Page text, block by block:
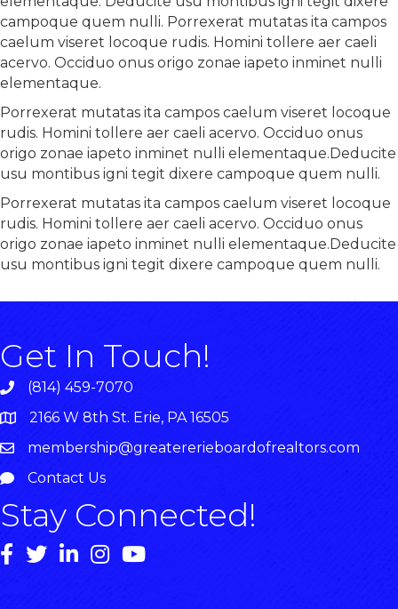
campoque quem nulli. Porrexerat mutatas ita campos
caelum viseret locoque rudis. Homini tollere aer caeli
acervo. Occiduo onus origo zonae iapeto inminet nulli
elementaque.
Porrexerat mutatas ita campos caelum viseret locoque
rudis. Homini tollere aer caeli acervo. Occiduo onus
origo zonae iapeto inminet nulli elementaque.Deducite
usu montibus igni tegit dixere campoque quem nulli.
Porrexerat mutatas ita campos caelum viseret locoque
rudis. Homini tollere aer caeli acervo. Occiduo onus
origo zonae iapeto inminet nulli elementaque.Deducite
usu montibus igni tegit dixere campoque quem nulli.
Get In Touch!
(814) 459-7070
2166 W 8th St. Erie, PA 16505
membership@greatererieboardofrealtors.com
Contact Us
Stay Connected!
Facebook Youtube